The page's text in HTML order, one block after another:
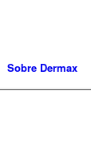
Sobre Dermax